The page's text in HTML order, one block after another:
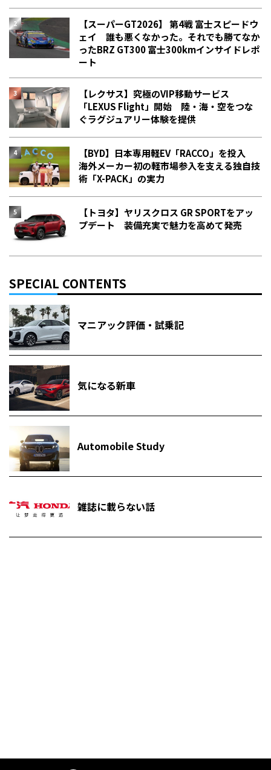
【スーパーGT2026】 第4戦 富士スピードウ
ェイ 誰も悪くなかった。それでも勝てなか
った――BRZ GT300 富士300kmインサイドレポ
ート
【レクサス】究極のVIP移動サービス
「LEXUS Flight」開始 陸・海・空をつな
ぐラグジュアリー体験を提供
【BYD】日本専用軽EV「RACCO」を投入
海外メーカー初の軽市場参入を支える独自技
術「X-PACK」の実力
【トヨタ】ヤリスクロス GR SPORTをアッ
プデート 装備充実で魅力を高めて発売
SPECIAL CONTENTS
マニアック評価・試乗記
気になる新車
Automobile Study
雑誌に載らない話